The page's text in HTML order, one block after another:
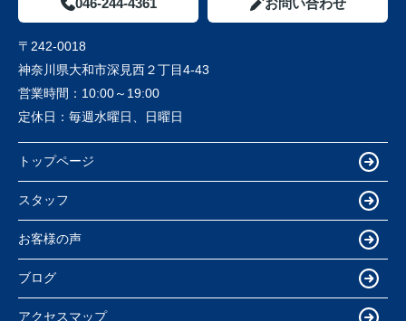
〒242-0018
神奈川県大和市深見西２丁目4-43
営業時間： 10:00～19:00
定休日： 毎週水曜日、日曜日
トップページ
スタッフ
お客様の声
ブログ
アクセスマップ